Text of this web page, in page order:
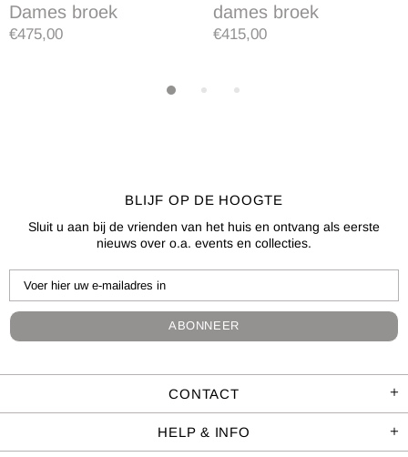
Dames broek
€475,00
dames broek
€415,00
BLIJF OP DE HOOGTE
Sluit u aan bij de vrienden van het huis en ontvang als eerste
nieuws over o.a. events en collecties.
CONTACT
HELP & INFO